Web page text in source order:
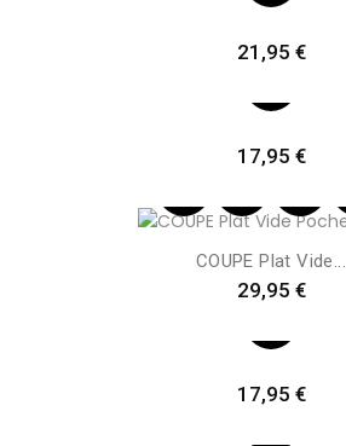
Preis
21,95 €
Preis
17,95 €
COUPE Plat Vide...
Preis
29,95 €
Preis
17,95 €